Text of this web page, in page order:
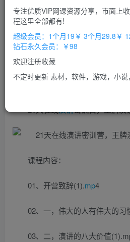
超级会员 免费
您当前未登录！建议登陆后购买，办
21天在线演讲密训营，王牌演
课程内容：
01、开营致辞(1).mp4
02、一，伟大的人有伟大的习
03、二，演讲的八大价值
专注优质VIP网课资源分享，市面上
程这里全部都有!
超级会员：1个月19￥ 3个月29.8￥
钻石永久会员：￥98
欢迎注册收藏
不定时更新 素材，软件，游戏，小